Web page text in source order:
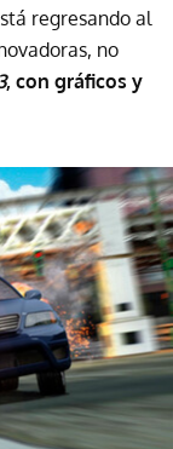
regresando al
no
, con gráficos y